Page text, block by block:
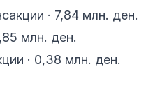
· 7,84 млн. ден.
млн. ден.
· 0,38 млн. ден.